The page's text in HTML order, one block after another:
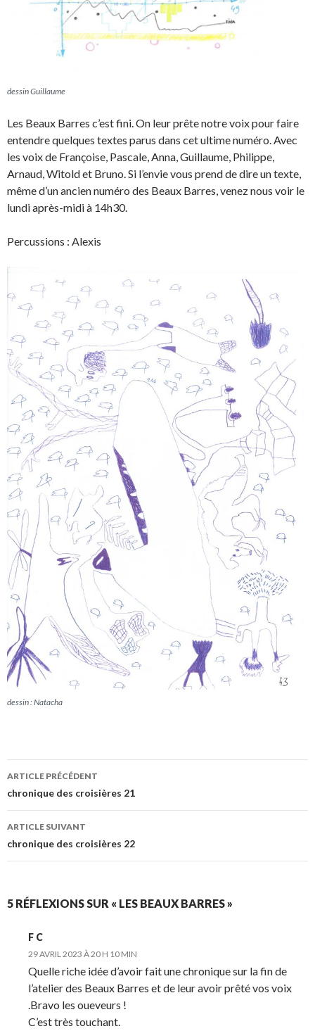
dessin Guillaume
Les Beaux Barres c’est fini. On leur prête notre voix pour faire
entendre quelques textes parus dans cet ultime numéro. Avec
les voix de Françoise, Pascale, Anna, Guillaume, Philippe,
Arnaud, Witold et Bruno. Si l’envie vous prend de dire un texte,
même d’un ancien numéro des Beaux Barres, venez nous voir le
lundi après-midi à 14h30.
Percussions : Alexis
dessin : Natacha
Navigation
des
articles
ARTICLE PRÉCÉDENT
chronique des croisières 21
ARTICLE SUIVANT
chronique des croisières 22
5 RÉFLEXIONS SUR « LES BEAUX BARRES »
F C
29 AVRIL 2023 À 20 H 10 MIN
Quelle riche idée d’avoir fait une chronique sur la fin de
l’atelier des Beaux Barres et de leur avoir prêté vos voix
.Bravo les oueveurs !
C’est très touchant.